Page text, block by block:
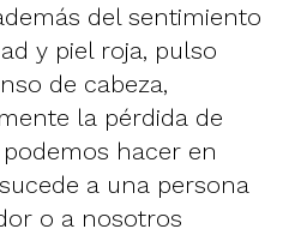
del sentimiento
y piel roja, pulso
de cabeza,
la pérdida de
hacer en
a una persona
o a nosotros